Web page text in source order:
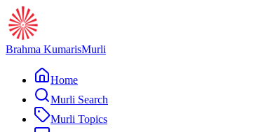
Brahma KumarisMurli
Home
Murli Search
Murli Topics